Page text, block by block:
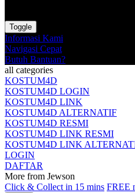
Toggle
Informasi Kami
Navigasi Cepat
Butuh Bantuan?
all categories
KOSTUM4D
KOSTUM4D LOGIN
KOSTUM4D LINK
KOSTUM4D ALTERNATIF
KOSTUM4D RESMI
KOSTUM4D LINK RESMI
KOSTUM4D LINK
LOGIN
DAFTAR
More from Jewson
Click & Collect in 15 mins FREE